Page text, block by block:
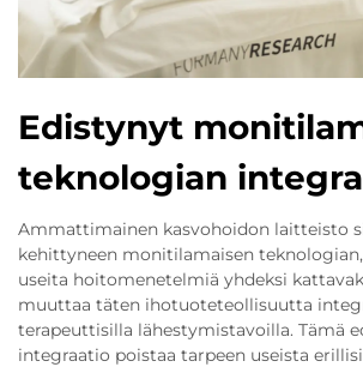
Edistynyt
teknologian
Ammattimainen kasvohoidon laitteisto
kehittyneen monitilamaisen
useita hoitomenetelmiä yhdeksi
muuttaa täten ihotuoteteollisuutta
terapeuttisilla lähestymistavoilla. Tämä
integraatio poistaa tarpeen useista